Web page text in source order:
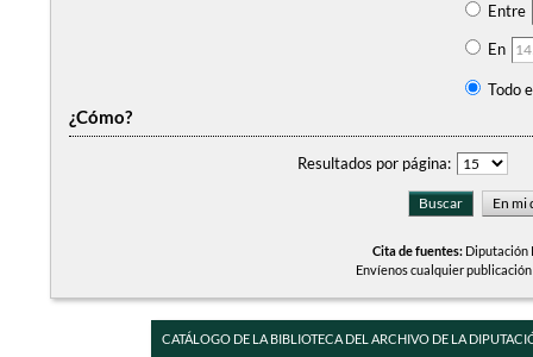
Entre
En
Todo
¿Cómo?
Resultados por página:
Cita de fuentes:Diputación
Envíenos cualquier
CATÁLOGO DE LA BIBLIOTECA DEL ARCHIVO DE LA